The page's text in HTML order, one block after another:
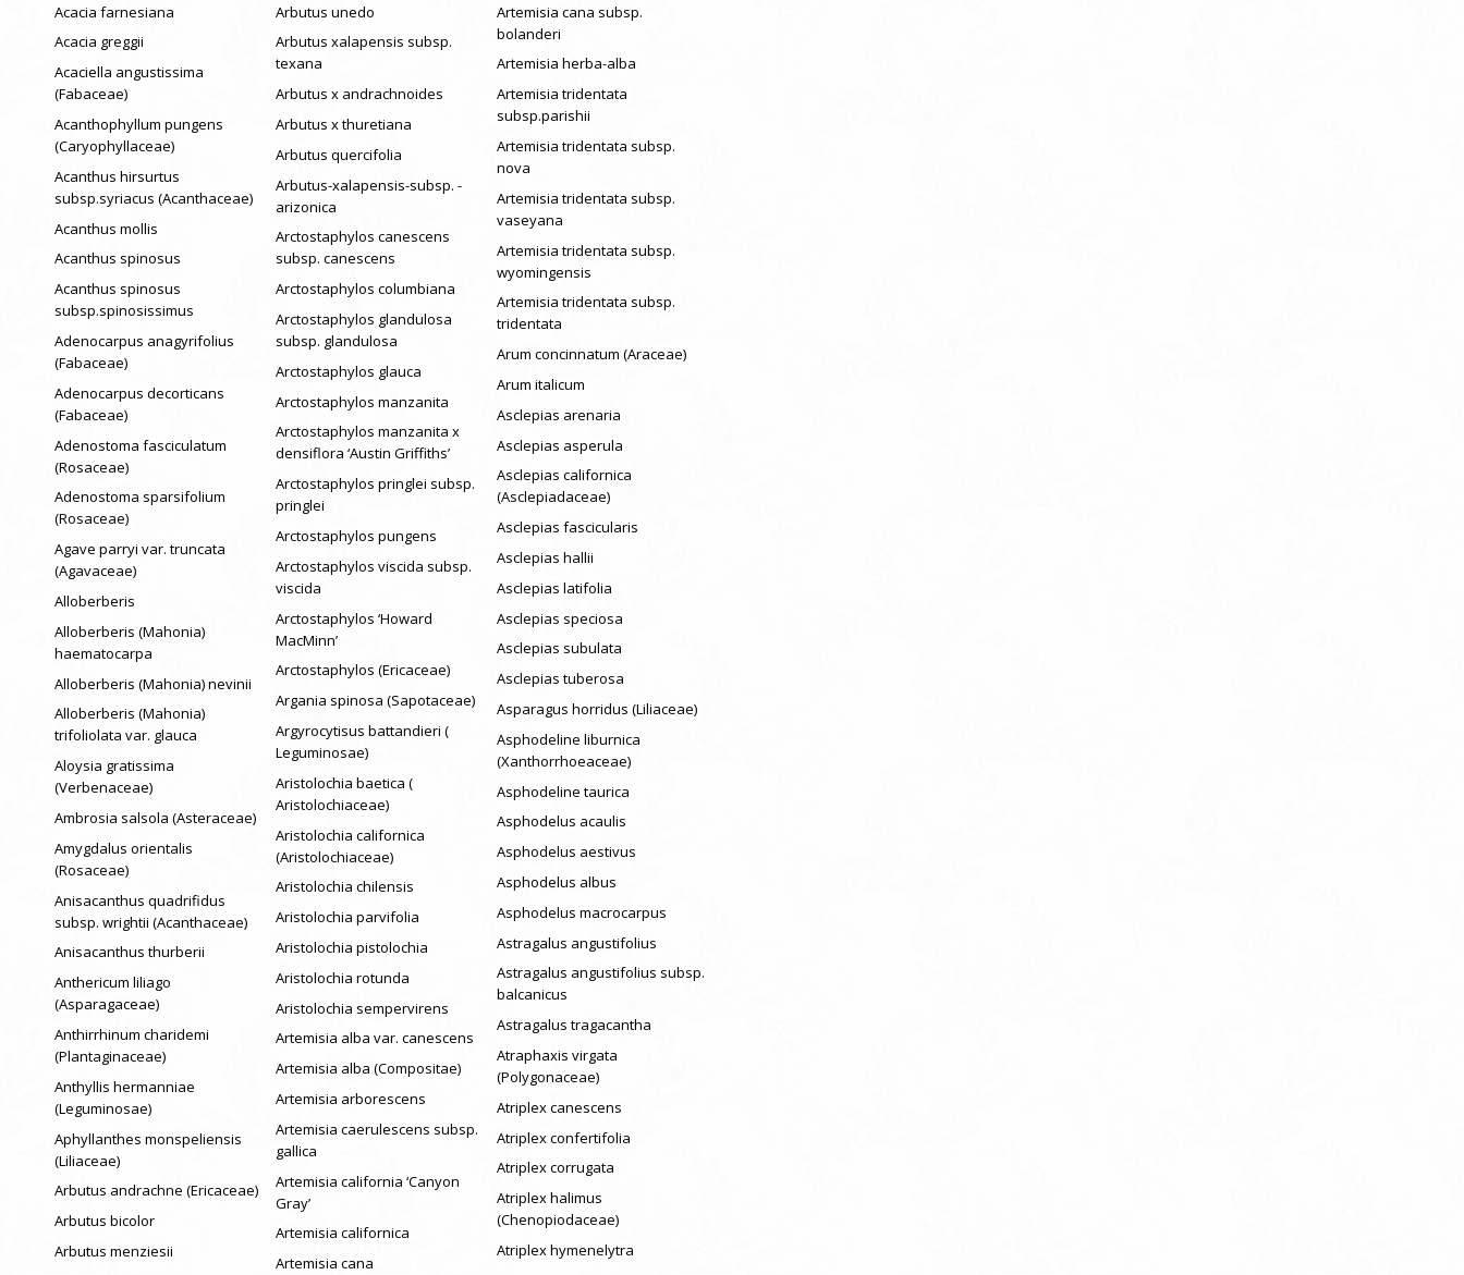
Acacia farnesiana
Acacia greggii
Acaciella angustissima
(Fabaceae)
Acanthophyllum pungens
(Caryophyllaceae)
Acanthus hirsurtus
subsp.syriacus (Acanthaceae)
Acanthus mollis
Acanthus spinosus
Acanthus spinosus
subsp.spinosissimus
Adenocarpus anagyrifolius
(Fabaceae)
Adenocarpus decorticans
(Fabaceae)
Adenostoma fasciculatum
(Rosaceae)
Adenostoma sparsifolium
(Rosaceae)
Agave parryi var. truncata
(Agavaceae)
Alloberberis
Alloberberis (Mahonia)
haematocarpa
Alloberberis (Mahonia) nevinii
Alloberberis (Mahonia)
trifoliolata var. glauca
Aloysia gratissima
(Verbenaceae)
Ambrosia salsola (Asteraceae)
Amygdalus orientalis
(Rosaceae)
Anisacanthus quadrifidus
subsp. wrightii (Acanthaceae)
Anisacanthus thurberii
Anthericum liliago
(Asparagaceae)
Anthirrhinum charidemi
(Plantaginaceae)
Anthyllis hermanniae
(Leguminosae)
Aphyllanthes monspeliensis
(Liliaceae)
Arbutus andrachne (Ericaceae)
Arbutus bicolor
Arbutus menziesii
Arbutus unedo
Arbutus xalapensis subsp.
texana
Arbutus x andrachnoides
Arbutus x thuretiana
Arbutus quercifolia
Arbutus-xalapensis-subsp. -
arizonica
Arctostaphylos canescens
subsp. canescens
Arctostaphylos columbiana
Arctostaphylos glandulosa
subsp. glandulosa
Arctostaphylos glauca
Arctostaphylos manzanita
Arctostaphylos manzanita x
densiflora ‘Austin Griffiths’
Arctostaphylos pringlei subsp.
pringlei
Arctostaphylos pungens
Arctostaphylos viscida subsp.
viscida
Arctostaphylos ‘Howard
MacMinn’
Arctostaphylos (Ericaceae)
Argania spinosa (Sapotaceae)
Argyrocytisus battandieri (
Leguminosae)
Aristolochia baetica (
Aristolochiaceae)
Aristolochia californica
(Aristolochiaceae)
Aristolochia chilensis
Aristolochia parvifolia
Aristolochia pistolochia
Aristolochia rotunda
Aristolochia sempervirens
Artemisia alba var. canescens
Artemisia alba (Compositae)
Artemisia arborescens
Artemisia caerulescens subsp.
gallica
Artemisia california ‘Canyon
Gray’
Artemisia californica
Artemisia cana
Artemisia cana subsp.
bolanderi
Artemisia herba-alba
Artemisia tridentata
subsp.parishii
Artemisia tridentata subsp.
nova
Artemisia tridentata subsp.
vaseyana
Artemisia tridentata subsp.
wyomingensis
Artemisia tridentata subsp.
tridentata
Arum concinnatum (Araceae)
Arum italicum
Asclepias arenaria
Asclepias asperula
Asclepias californica
(Asclepiadaceae)
Asclepias fascicularis
Asclepias hallii
Asclepias latifolia
Asclepias speciosa
Asclepias subulata
Asclepias tuberosa
Asparagus horridus (Liliaceae)
Asphodeline liburnica
(Xanthorrhoeaceae)
Asphodeline taurica
Asphodelus acaulis
Asphodelus aestivus
Asphodelus albus
Asphodelus macrocarpus
Astragalus angustifolius
Astragalus angustifolius subsp.
balcanicus
Astragalus tragacantha
Atraphaxis virgata
(Polygonaceae)
Atriplex canescens
Atriplex confertifolia
Atriplex corrugata
Atriplex halimus
(Chenopiodaceae)
Atriplex hymenelytra